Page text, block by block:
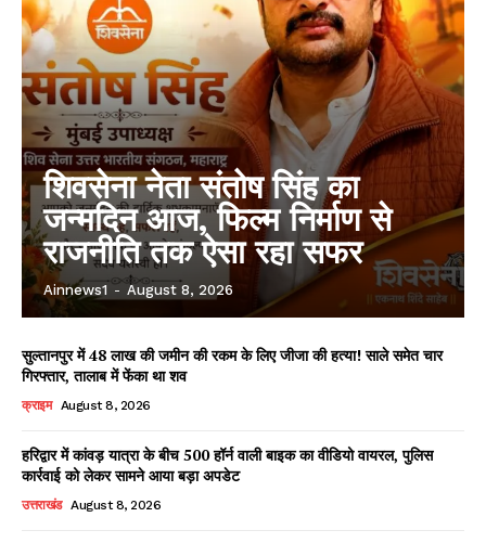
शिवसेना नेता संतोष सिंह का
जन्मदिन आज, फिल्म निर्माण से
राजनीति तक ऐसा रहा सफर
Ainnews1 - August 8, 2026
सुल्तानपुर में 48 लाख की जमीन की रकम के लिए जीजा की हत्या! साले समेत चार
गिरफ्तार, तालाब में फेंका था शव
क्राइम August 8, 2026
हरिद्वार में कांवड़ यात्रा के बीच 500 हॉर्न वाली बाइक का वीडियो वायरल, पुलिस
कार्रवाई को लेकर सामने आया बड़ा अपडेट
उत्तराखंड August 8, 2026